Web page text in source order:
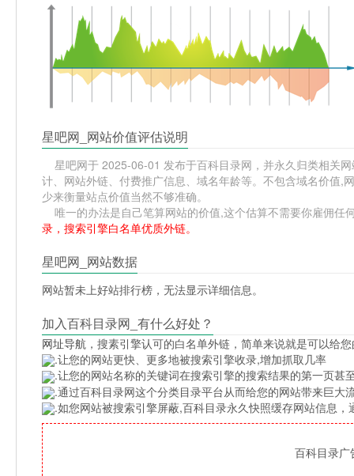
星吧网_网站价值评估说明
星吧网于 2025-06-01 发布于百科目录网，并永久归类相关
计、网站外链、付费推广信息、域名年龄等。不包含域名价值
少来衡量站点价值当然不够准确。
唯一的办法是自己笔算网站的价值,这个估算不需要你雇佣任
录，搜索引擎白名单优质外链。
星吧网_网站数据
网站暂未上好站排行榜，无法显示详细信息。
加入百科目录网_有什么好处？
网址导航 ，搜素引擎认可的白名单外链，简单来说就是可以给
.让您的网站更快、更多地被搜索引擎收录,增加抓取几率
.让您的网站名称的关键词在搜索引擎的搜索结果的第一页甚
.通过百科目录网这个分类目录平台从而给您的网站带来巨大
.如您网站被搜索引擎屏蔽,百科目录永久快照缓存网站信息
百科目录